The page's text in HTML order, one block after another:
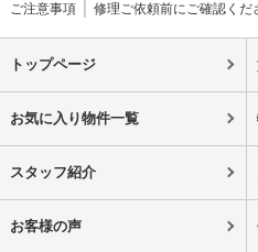
ご注意事項 修理ご依頼前にご確認くだ
トップページ
お気に入り物件一覧
スタッフ紹介
お客様の声